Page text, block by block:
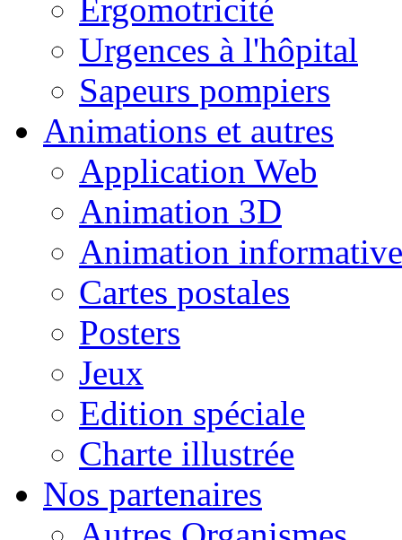
Ergomotricité
Urgences à l'hôpital
Sapeurs pompiers
Animations et autres
Application Web
Animation 3D
Animation informative
Cartes postales
Posters
Jeux
Edition spéciale
Charte illustrée
Nos partenaires